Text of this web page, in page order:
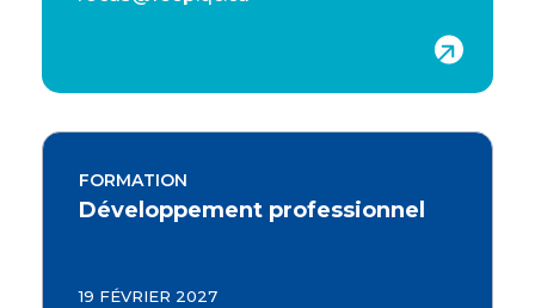
FORMATION
Développement professionnel
19 FÉVRIER 2027